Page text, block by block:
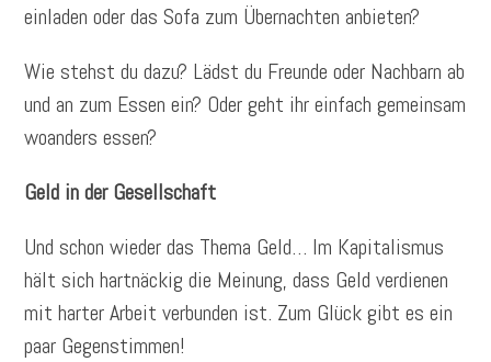
einladen oder das Sofa zum Übernachten anbieten?
Wie stehst du dazu? Lädst du Freunde oder Nachbarn ab
und an zum Essen ein? Oder geht ihr einfach gemeinsam
woanders essen?
Geld in der Gesellschaft
Und schon wieder das Thema Geld… Im Kapitalismus
hält sich hartnäckig die Meinung, dass Geld verdienen
mit harter Arbeit verbunden ist. Zum Glück gibt es ein
paar Gegenstimmen!